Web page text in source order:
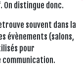
On distingue donc.
souvent dans la
évènements (salons,
pour
communication.